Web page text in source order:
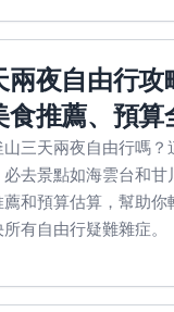
兩夜自由行攻
食推薦、預算
三天兩夜自由行嗎？
去景點如海雲台和甘
和預算估算，幫助你
有自由行疑難雜症。